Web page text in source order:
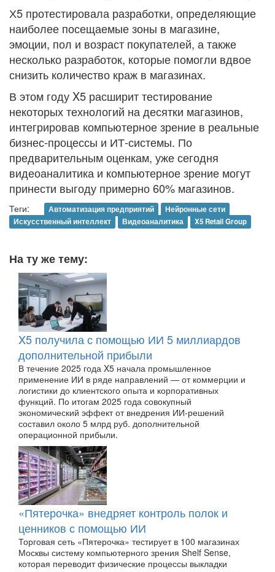
Х5 протестировала разработки, определяющие
наиболее посещаемые зоны в магазине,
эмоции, пол и возраст покупателей, а также
несколько разработок, которые помогли вдвое
снизить количество краж в магазинах.
В этом году X5 расширит тестирование
некоторых технологий на десятки магазинов,
интегрировав компьютерное зрение в реальные
бизнес-процессы и ИТ-системы. По
предварительным оценкам, уже сегодня
видеоаналитика и компьютерное зрение могут
принести выгоду примерно 60% магазинов.
Теги: Автоматизация предприятий
Нейронные сети
Искусственный интеллект
Видеоаналитика X5 Retail Group
На ту же тему:
X5 получила с помощью ИИ 5 миллиардов
дополнительной прибыли
В течение 2025 года X5 начала промышленное
применение ИИ в ряде направлений — от коммерции и
логистики до клиентского опыта и корпоративных
функций. По итогам 2025 года совокупный
экономический эффект от внедрения ИИ-решений
составил около 5 млрд руб. дополнительной
операционной прибыли.
«Пятерочка» внедряет контроль полок и
ценников с помощью ИИ
Торговая сеть «Пятерочка» тестирует в 100 магазинах
Москвы систему компьютерного зрения Shelf Sense,
которая переводит физические процессы выкладки